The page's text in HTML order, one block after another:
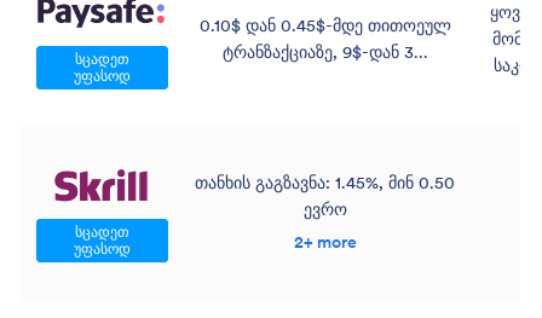
სცადეთ
უფასოდ
0.10$ დან 0.45$-მდე თითოეულ
ტრანზაქციაზე, 9$-დან 3...
სცადეთ
უფასოდ
თანხის გაგზავნა: 1.45%, მინ 0.50
ევრო
2+ more